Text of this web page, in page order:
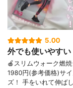
5.00
外でも使いやすい
🍎スリムウォーク燃
1980円(参考価格)サ
ズ！ 手をいれて伸ば